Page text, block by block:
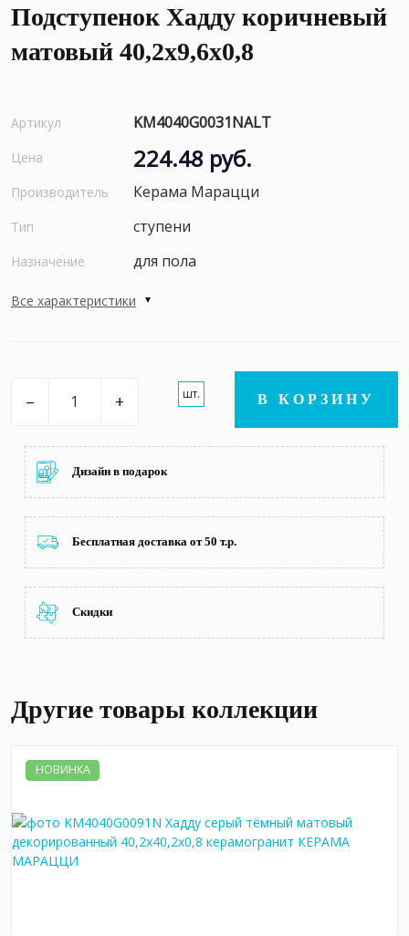
Подступенок Хадду коричневый
матовый 40,2x9,6x0,8
Артикул KM4040G0031NALT
Цена 224.48 руб.
Производитель Керама Марацци
Тип ступени
Назначение для пола
Все характеристики
– + шт. В КОРЗИНУ
Дизайн в подарок
Бесплатная доставка от 50 т.р.
Скидки
Другие товары коллекции
НОВИНКА